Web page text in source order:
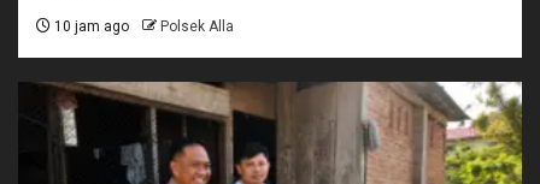
10 jam ago Polsek Alla